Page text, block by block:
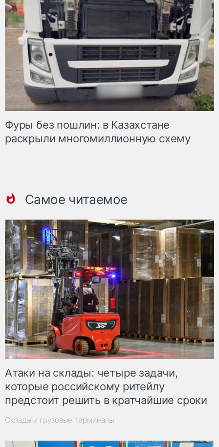
Фуры без пошлин: в Казахстане
раскрыли многомиллионную схему
Самое читаемое
Атаки на склады: четыре задачи,
которые российскому ритейлу
предстоит решить в кратчайшие сроки
Склады и грузовые терминалы